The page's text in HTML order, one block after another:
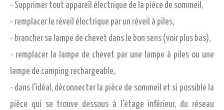
- Supprimer tout appareil électrique de la pièce de sommeil,
- remplacer le réveil électrique par un réveil à piles,
- brancher sa lampe de chevet dans le bon sens (voir plus bas),
- remplacer la lampe de chevet par une lampe à piles ou une
lampe de camping rechargeable,
- dans l'idéal, déconnecter la pièce de sommeil et si possible la
pièce qui se trouve dessous à l'étage inférieur, du réseau